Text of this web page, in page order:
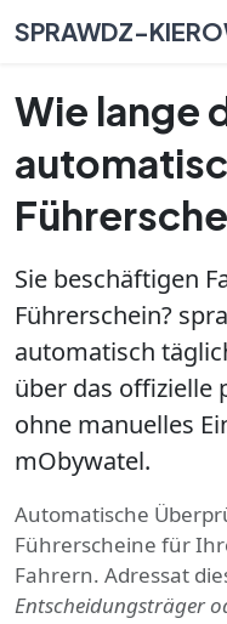
SPRAWDZ-
Wie lange
Sie beschäftigen
Führerschein?
automatisch
über das offizielle
ohne manuelles
mObywatel.
Automatische
Führerscheine für
Fahrern. Adressat
Entscheidungsträger